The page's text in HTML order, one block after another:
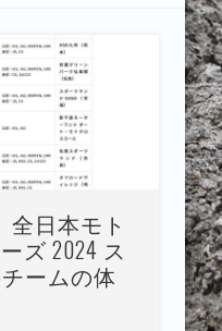
全日本モト
ズ 2024 ス
ームの体